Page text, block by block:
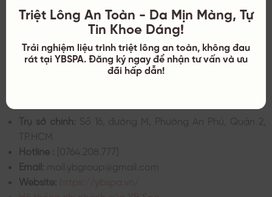
nhất của Yb Spa là NANO DIAMOND LIGHT. Tiết kiệm thời gian (1
tháng chỉ cần đi 1 lần). Chi phí chỉ bằng 60% so với Diode.
Nếu bạn quan tâm và muốn đặt lịch sử dụng dịch vụ tại
bạn có thể liên hệ theo các cách
Trụ sở chính: Số 16, đường M, Phường An Phú, Quận 2,
TP.HCM
Hotline : [0764.208.777]
Email: mail.ybgroup@gmail.com
Website:
Triệt Lông An Toàn - Da Mịn Màng, Tự
Tin Khoe Dáng!
Trải nghiệm liệu trình triệt lông an toàn, không đau
rát tại YBSPA. Đăng ký ngay để nhận tư vấn và ưu
đãi hấp dẫn!